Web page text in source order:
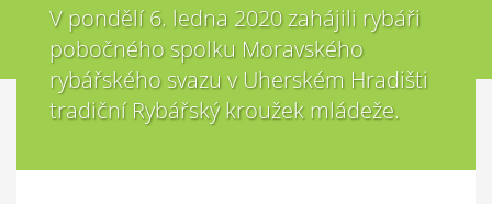
V pondělí 6. ledna 2020 zahájili rybáři
pobočného spolku Moravského
rybářského svazu v Uherském Hradišti
tradiční Rybářský kroužek mládeže.